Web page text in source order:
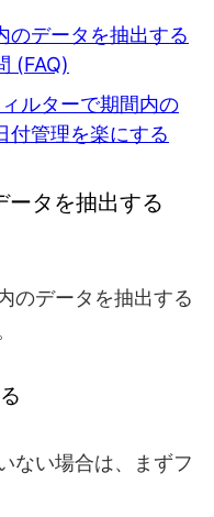
のデータを抽出する
(FAQ)
ルターで期間内の
付管理を楽にする
ータを抽出する
のデータを抽出する
ない場合は、まずフ